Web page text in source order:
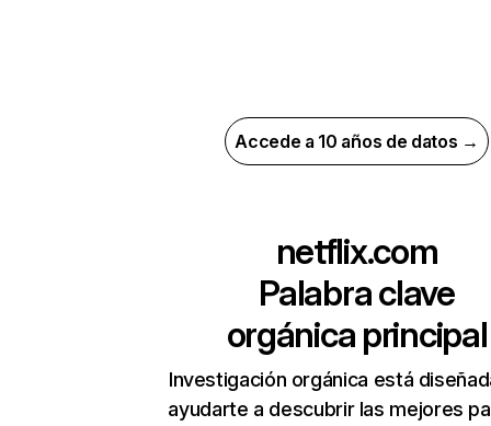
Accede a 10 años de datos →
netflix.com
Palabra clave
orgánica principal
Investigación orgánica está
ayudarte a descubrir las mejores